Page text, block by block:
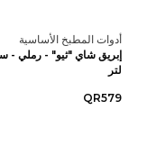
أدوات المطبخ الأساسية
لتر
QR579